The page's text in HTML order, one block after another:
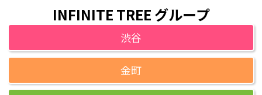
INFINITE TREE グループ
渋谷
金町